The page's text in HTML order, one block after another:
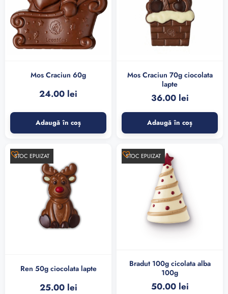
Mos Craciun 60g
24.00 lei
Adaugă în coș
Mos Craciun 70g ciocolata
lapte
36.00 lei
Adaugă în coș
STOC EPUIZAT
Ren 50g ciocolata lapte
25.00 lei
STOC EPUIZAT
Bradut 100g cicolata alba
100g
50.00 lei